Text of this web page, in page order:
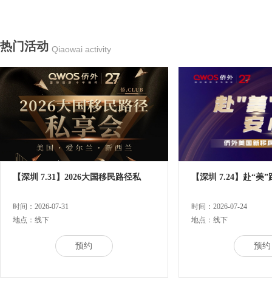
热门活动 Qiaowai activity
【深圳 7.31】2026大国移民路径私
时间：2026-07-31
地点：线下
预约
【深圳 7.24】赴“美
时间：2026-07-24
地点：线下
预约